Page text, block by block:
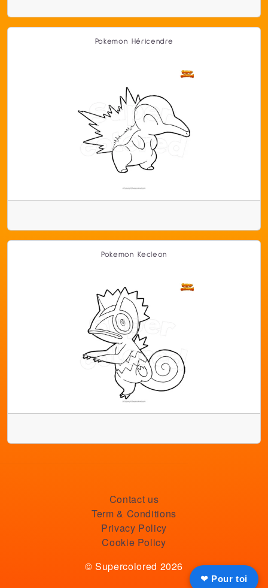
❤ Pour toi
Pokemon Héricendre
Pokemon Kecleon
Contact us
Term & Conditions
Privacy Policy
Cookie Policy
© Supercolored 2026